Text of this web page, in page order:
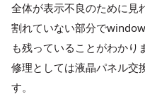
全体が表示不良のために見
割れていない部分で
も残っていることがわかり
修理としては液晶パネル交
す。